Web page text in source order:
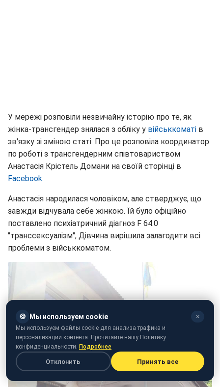
У мережі розповіли незвичайну історію про те, як
жінка-трансгендер знялася з обліку у військкоматі в
зв'язку зі зміною статі. Про це розповіла координатор
по роботі з трансгендерним співтовариством
Анастасія Крістель Домани на своїй сторінці в
Facebook.
Анастасія народилася чоловіком, але стверджує, що
завжди відчувала себе жінкою. Їй було офіційно
поставлено психіатричний діагноз F 64.0
"транссексуалізм", Дівчина вирішила залагодити всі
проблеми з військкоматом.
🍪 Мы используем cookie ✕
Мы используем файлы cookie для анализа трафика и
персонализации контента. Прочитайте нашу Политику
конфиденциальности. Подробнее
Отклонить Принять все